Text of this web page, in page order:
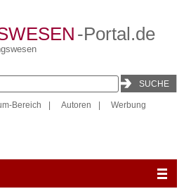
-Portal.de
Bereich Autoren Werbung